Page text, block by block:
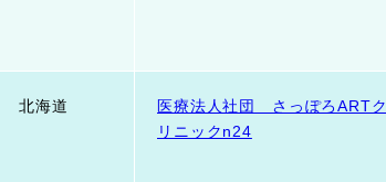
北海道
医療法人社団 さっぽろARTク
リニックn24